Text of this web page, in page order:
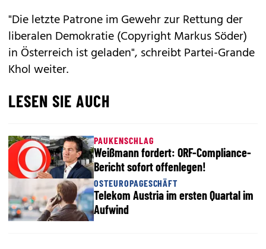
"Die letzte Patrone im Gewehr zur Rettung der
liberalen Demokratie (Copyright Markus Söder)
in Österreich ist geladen", schreibt Partei-Grande
Khol weiter.
LESEN SIE AUCH
PAUKENSCHLAG
Weißmann fordert: ORF-Compliance-
Bericht sofort offenlegen!
OSTEUROPAGESCHÄFT
Telekom Austria im ersten Quartal im
Aufwind